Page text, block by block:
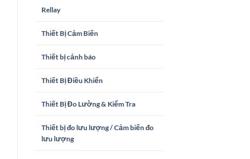
Rellay
Thiết Bị Cảm Biến
Thiết bị cảnh báo
Thiết Bị Điều Khiển
Thiết Bị Đo Lường & Kiểm Tra
Thiết bị đo lưu lượng / Cảm biến đo
lưu lượng